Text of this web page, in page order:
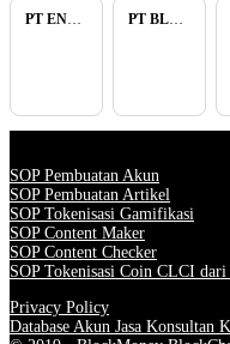
SOP Pembuatan Akun
SOP Pembuatan Artikel
SOP Tokenisasi Gamifikasi
SOP Content Maker
SOP Content Checker
SOP Tokenisasi Coin CLCI
Privacy Policy
Database Akun Jasa Konsultan